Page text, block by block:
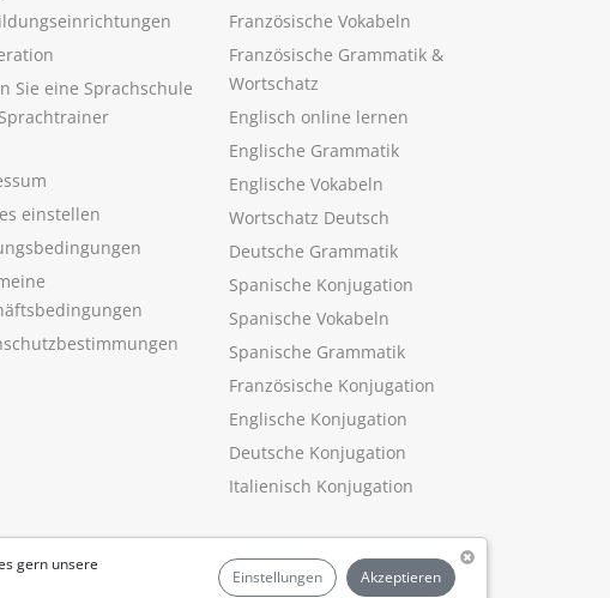
gern unsere
Einstellungen Akzeptieren
Sie eine Sprachschule
einstellen
Französische Vokabeln
Französische Grammatik &
Wortschatz
Englisch online lernen
Englische Grammatik
Englische Vokabeln
Wortschatz Deutsch
Deutsche Grammatik
Spanische Konjugation
Spanische Vokabeln
Spanische Grammatik
Französische Konjugation
Englische Konjugation
Deutsche Konjugation
Italienisch Konjugation